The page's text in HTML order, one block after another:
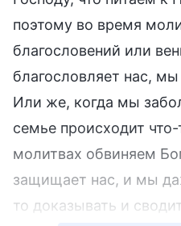
поэтому во время
благословений или
благословляет нас,
Или же, когда мы
семье происходит
молитвах обвиняем
защищает нас, и мы
то доказывать и